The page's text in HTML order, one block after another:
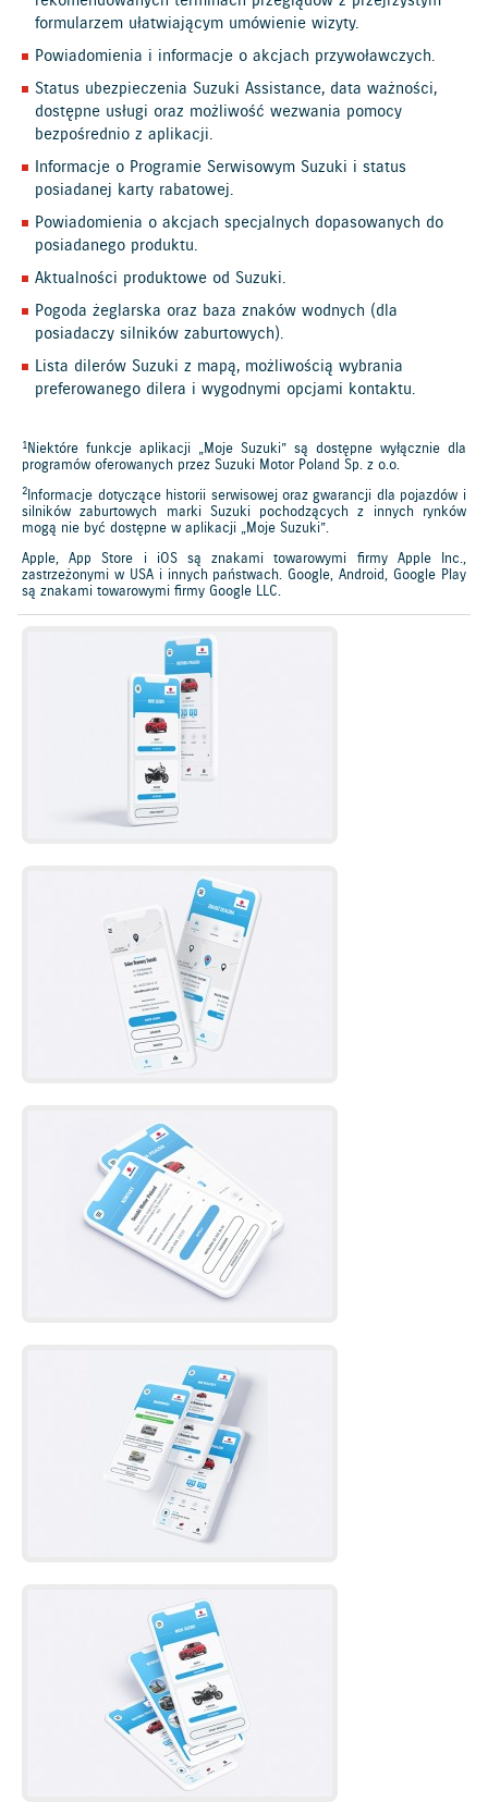
formularzem ułatwiającym umówienie wizyty.
Powiadomienia i informacje o akcjach przywoławczych.
Status ubezpieczenia Suzuki Assistance, data ważności,
dostępne usługi oraz możliwość wezwania pomocy
bezpośrednio z aplikacji.
Informacje o Programie Serwisowym Suzuki i status
posiadanej karty rabatowej.
Powiadomienia o akcjach specjalnych dopasowanych do
posiadanego produktu.
Aktualności produktowe od Suzuki.
Pogoda żeglarska oraz baza znaków wodnych (dla
posiadaczy silników zaburtowych).
Lista dilerów Suzuki z mapą, możliwością wybrania
preferowanego dilera i wygodnymi opcjami kontaktu.
1Niektóre funkcje aplikacji „Moje Suzuki” są dostępne wyłącznie dla
programów oferowanych przez Suzuki Motor Poland Sp. z o.o.
2Informacje dotyczące historii serwisowej oraz gwarancji dla pojazdów i
silników zaburtowych marki Suzuki pochodzących z innych rynków
mogą nie być dostępne w aplikacji „Moje Suzuki”.
Apple, App Store i iOS są znakami towarowymi firmy Apple Inc.,
zastrzeżonymi w USA i innych państwach. Google, Android, Google Play
są znakami towarowymi firmy Google LLC.